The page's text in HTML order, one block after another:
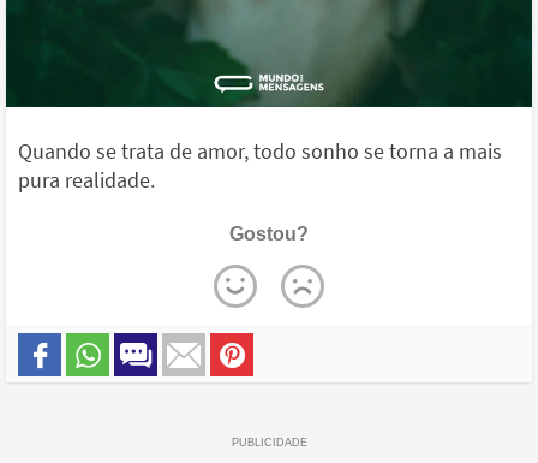
Quando se trata de amor, todo sonho se torna a mais
pura realidade.
Gostou?